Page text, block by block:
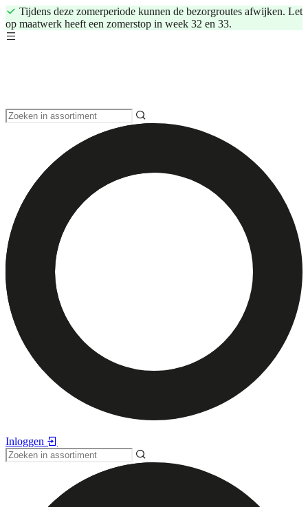
Tijdens deze zomerperiode kunnen de bezorgroutes afwijken. Let
op maatwerk heeft een zomerstop in week 32 en 33.
Inloggen